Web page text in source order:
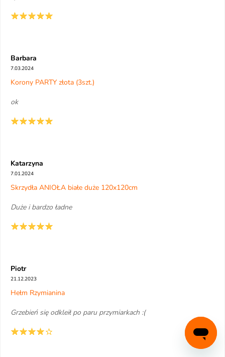
Barbara
7.03.2024
Korony PARTY złota (3szt.)
ok
Katarzyna
7.01.2024
Skrzydła ANIOŁA białe duże 120x120cm
Duże i bardzo ładne
Piotr
21.12.2023
Hełm Rzymianina
Grzebień się odkleił po paru przymiarkach :(